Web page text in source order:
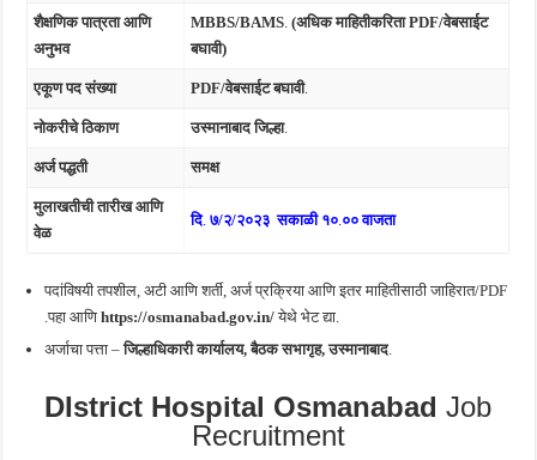
शैक्षणिक पात्रता आणि
अनुभव
MBBS/BAMS. (अधिक माहितीकरिता PDF/वेबसाईट
बघावी)
एकूण पद संख्या PDF/वेबसाईट बघावी.
नोकरीचे ठिकाण उस्मानाबाद जिल्हा.
अर्ज पद्धती समक्ष
मुलाखतीची तारीख आणि
वेळ
दि.७/२/२०२३ सकाळी १०.०० वाजता
पदांविषयी तपशील, अटी आणि शर्ती, अर्ज प्रक्रिया आणि इतर माहितीसाठी जाहिरात/PDF
.पहा आणिhttps://osmanabad.gov.in/येथे भेट द्या.
अर्जाचा पत्ता –जिल्हाधिकारी कार्यालय, बैठक सभागृह, उस्मानाबाद.
DIstrict Hospital Osmanabad Job
Recruitment